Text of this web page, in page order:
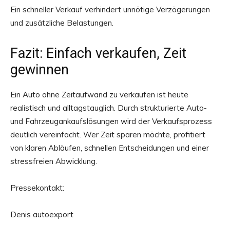
Ein schneller Verkauf verhindert unnötige Verzögerungen
und zusätzliche Belastungen.
Fazit: Einfach verkaufen, Zeit
gewinnen
Ein Auto ohne Zeitaufwand zu verkaufen ist heute
realistisch und alltagstauglich. Durch strukturierte Auto-
und Fahrzeugankaufslösungen wird der Verkaufsprozess
deutlich vereinfacht. Wer Zeit sparen möchte, profitiert
von klaren Abläufen, schnellen Entscheidungen und einer
stressfreien Abwicklung.
Pressekontakt:
Denis autoexport